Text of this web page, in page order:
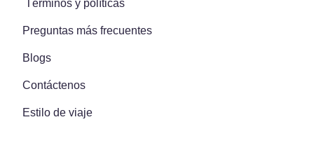
Términos y políticas
Preguntas más frecuentes
Blogs
Contáctenos
Estilo de viaje